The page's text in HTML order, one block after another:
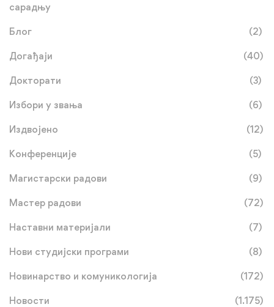
сарадњу
Блог (2)
Догађаји (40)
Докторати (3)
Избори у звања (6)
Издвојено (12)
Конференције (5)
Магистарски радови (9)
Мастер радови (72)
Наставни материјали (7)
Нови студијски програми (8)
Новинарство и комуникологија (172)
Новости (1.175)